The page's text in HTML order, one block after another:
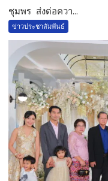
ชุมพร ส่งต่อควา...
ข่าวประชาสัมพันธ์